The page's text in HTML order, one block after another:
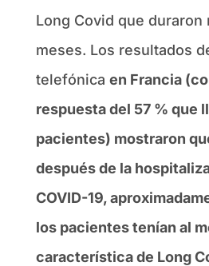
Long Covid que duraron
meses. Los resultados
telefónica en Francia
respuesta del 57 % que
pacientes) mostraron
después de la
COVID-19,
los pacientes tenían al
característica de Long